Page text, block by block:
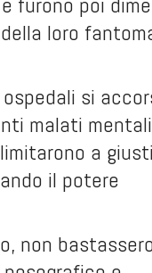
loro
si
malati
a
il potere
non